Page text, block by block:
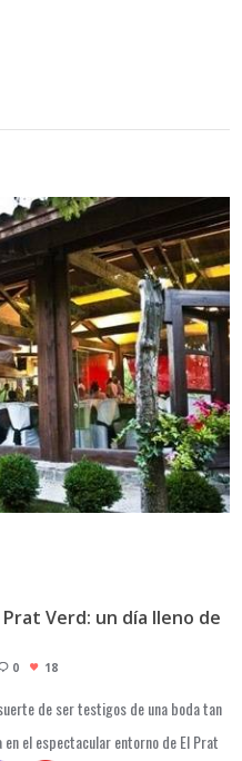
Prat Verd: un día lleno de
0 18
de ser testigos de una boda tan
en el espectacular entorno de El Prat